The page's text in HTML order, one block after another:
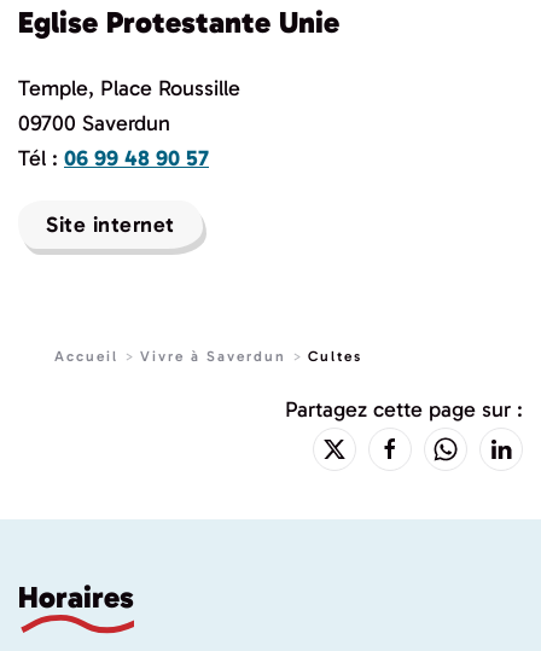
Eglise Protestante Unie
Temple, Place Roussille
09700 Saverdun
Tél : 06 99 48 90 57
Site internet
Accueil Vivre à Saverdun Cultes
Partagez cette page sur :
Horaires